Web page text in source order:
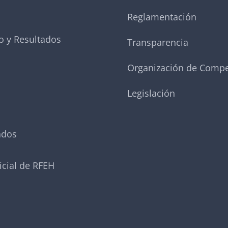
y Resultados
de RFEH
Reglamentación
Transparencia
Organización de
Legislación